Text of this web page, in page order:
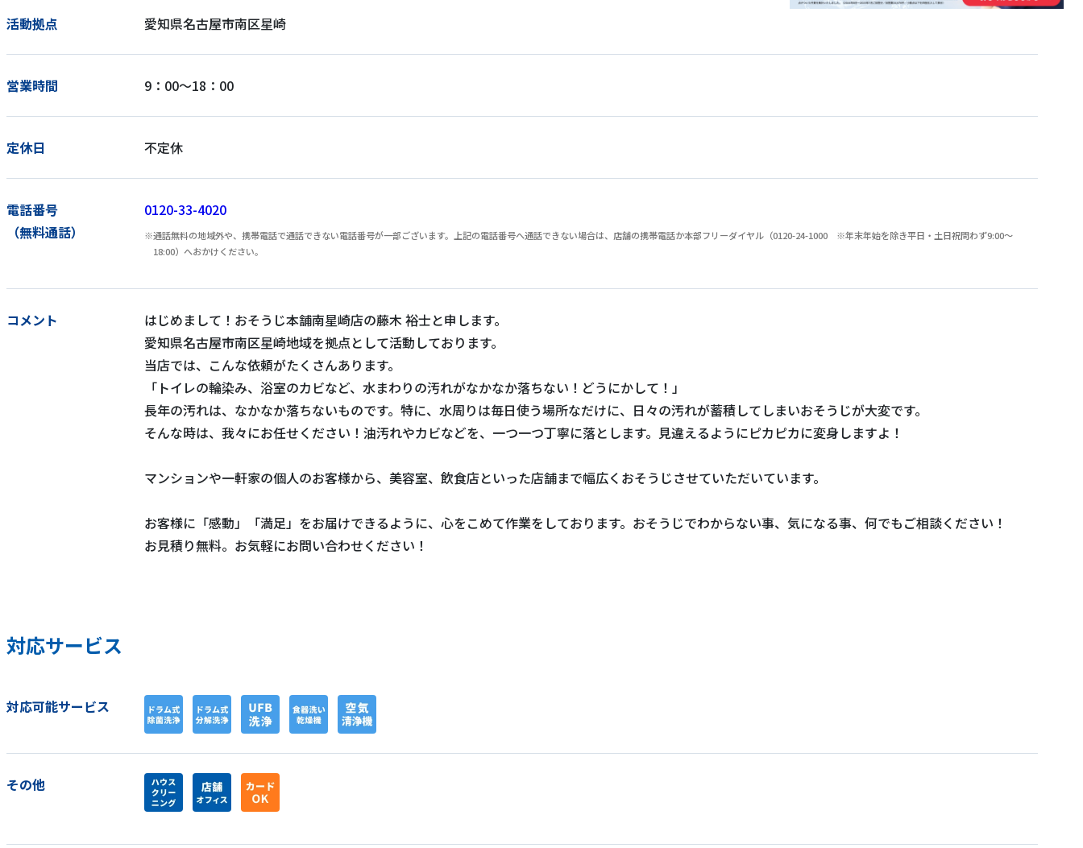
活動拠点 愛知県名古屋市南区星崎
営業時間 9：00～18：00
定休日 不定休
電話番号
（無料通話）
0120-33-4020
通話無料の地域外や、携帯電話で通話できない電話番号が一部ございます。上記の電話番号へ通話できない場合は、店舗の携帯電話か本部フリーダイヤル（0120-24-1000 ※年末年始を除き平日・土日祝問わず9:00～
18:00）へおかけください。
コメント
はじめまして！おそうじ本舗南星崎店の藤木 裕士と申します。
愛知県名古屋市南区星崎地域を拠点として活動しております。
当店では、こんな依頼がたくさんあります。
「トイレの輪染み、浴室のカビなど、水まわりの汚れがなかなか落ちない！どうにかして！」
長年の汚れは、なかなか落ちないものです。特に、水周りは毎日使う場所なだけに、日々の汚れが蓄積してしまいおそうじが大変です。
そんな時は、我々にお任せください！油汚れやカビなどを、一つ一つ丁寧に落とします。見違えるようにピカピカに変身しますよ！
マンションや一軒家の個人のお客様から、美容室、飲食店といった店舗まで幅広くおそうじさせていただいています。
お客様に「感動」「満足」をお届けできるように、心をこめて作業をしております。おそうじでわからない事、気になる事、何でもご相談ください！
お見積り無料。お気軽にお問い合わせください！
対応サービス
対応可能サービス
その他